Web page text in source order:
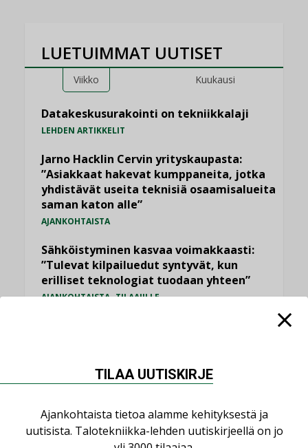
LUETUIMMAT UUTISET
Viikko Kuukausi
Datakeskusurakointi on tekniikkalaji
LEHDEN ARTIKKELIT
Jarno Hacklin Cervin yrityskaupasta:
”Asiakkaat hakevat kumppaneita, jotka
yhdistävät useita teknisiä osaamisalueita
saman katon alle”
AJANKOHTAISTA
Sähköistyminen kasvaa voimakkaasti:
”Tulevat kilpailuedut syntyvät, kun
erilliset teknologiat tuodaan yhteen”
AJANKOHTAISTA,TILAAJILLE
Valaistusasiantuntija: ”Talotekniikan
sitä”
LEHDEN ARTIKKELIT,TILAAJILLE
TILAA UUTISKIRJE
Ajankohtaista tietoa alamme kehityksestä ja
uutisista. Talotekniikka-lehden uutiskirjeellä on jo